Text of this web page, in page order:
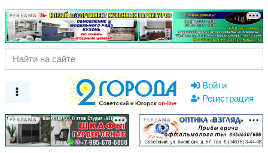
РЕКЛАМА
Войти
Регистрация
РЕКЛАМА РЕКЛАМА